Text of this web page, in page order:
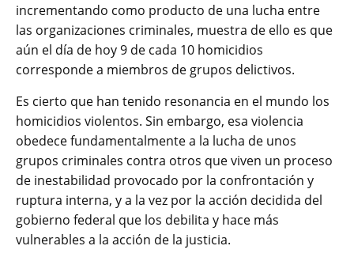
incrementando como producto de una lucha entre
las organizaciones criminales, muestra de ello es que
aún el día de hoy 9 de cada 10 homicidios
corresponde a miembros de grupos delictivos.
Es cierto que han tenido resonancia en el mundo los
homicidios violentos. Sin embargo, esa violencia
obedece fundamentalmente a la lucha de unos
grupos criminales contra otros que viven un proceso
de inestabilidad provocado por la confrontación y
ruptura interna, y a la vez por la acción decidida del
gobierno federal que los debilita y hace más
vulnerables a la acción de la justicia.